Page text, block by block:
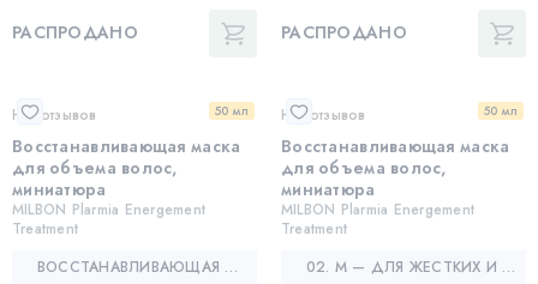
РАСПРОДАНО РАСПРОДАНО
50 мл
Нет отзывов
Восстанавливающая маска
для объема волос,
миниатюра
MILBON Plarmia Energement
Treatment
ВОССТАНАВЛИВАЮЩАЯ МАСКА ДЛЯ ОБЪЕМА ВОЛОС, МИНИАТЮРА — MILBON PLARMIA ENERGEMENT TREATMENT
50 мл
Нет отзывов
Восстанавливающая маска
для объема волос,
миниатюра
MILBON Plarmia Energement
Treatment
02. M — ДЛЯ ЖЕСТКИХ И НЕПОСЛУШНЫХ ВОЛОС